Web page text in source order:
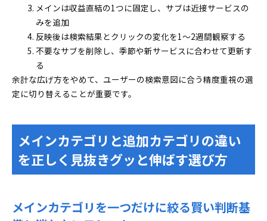
メインは収益直結の1つに固定し、サブは近接サービスの
みを追加
反映後は検索結果とクリックの変化を1〜2週間観察する
不要なサブを削除し、季節や新サービスに合わせて更新す
る
余計な広げ方をやめて、ユーザーの検索意図に合う精度重視の選
定に切り替えることが重要です。
メインカテゴリと追加カテゴリの違い
を正しく見抜きグッと伸ばす選び方
メインカテゴリを一つだけに絞る賢い判断基